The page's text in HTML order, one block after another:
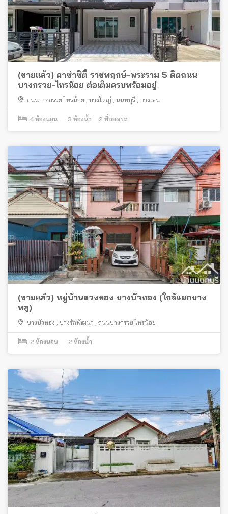
(ขายแล้ว) คาซ่าซิตี้ ราชพฤกษ์-พระราม 5 ติดถนน
บางกรวย-ไทรน้อย ต่อเติมครบพร้อมอยู่
ถนนบางกรวย ไทรน้อย , บางใหญ่ , นนทบุรี , บางเลน
4 ห้องนอน 3 ห้องน้ำ 2 ที่จอดรถ
(ขายแล้ว) หมู่บ้านดวงทอง บางบัวทอง (ใกล้แยกบาง
พลู)
บางบัวทอง , บางรักพัฒนา , ถนนบางกรวย ไทรน้อย
2 ห้องนอน 2 ห้องน้ำ